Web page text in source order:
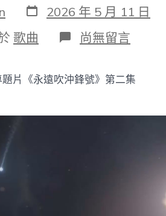
發
表
日
期
2026 年 5 月 11 日
歌曲 在
〈電
專
題
尚無留言
片《永遠吹沖鋒號》第二集